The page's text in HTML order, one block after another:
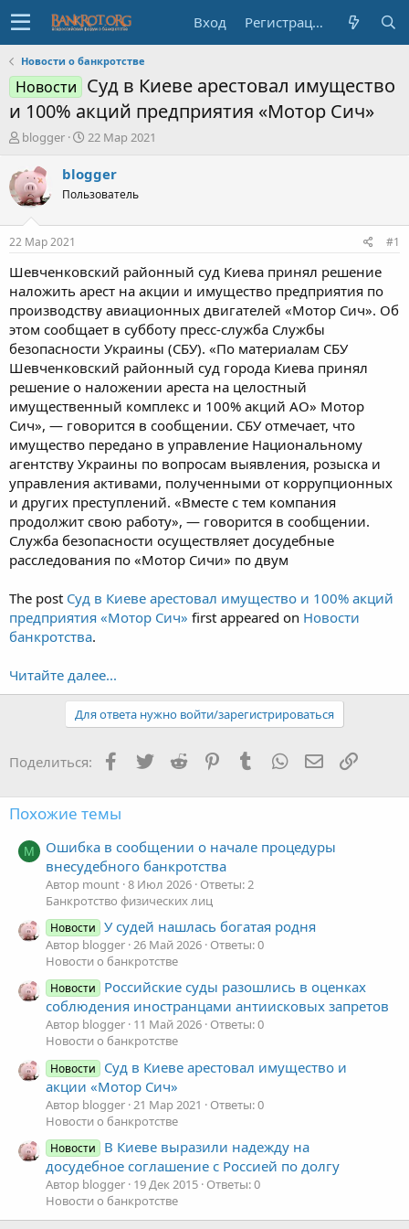
Вход Регистрация
Новости о банкротстве
Новости Суд в Киеве арестовал имущество
и 100% акций предприятия «Мотор Сич»
А
т
о
р
е
м
ы
blogger
Д
т
а
н
л
22 Мар 2021
blogger
Пользователь
22 Мар 2021 #1
Шевченковский районный суд Киева принял решение
наложить арест на акции и имущество предприятия по
производству авиационных двигателей «Мотор Сич». Об
этом сообщает в субботу пресс-служба Службы
безопасности Украины (СБУ). «По материалам СБУ
Шевченковский районный суд города Киева принял
решение о наложении ареста на целостный
имущественный комплекс и 100% акций АО» Мотор
Сич», — говорится в сообщении. СБУ отмечает, что
имущество передано в управление Национальному
агентству Украины по вопросам выявления, розыска и
управления активами, полученными от коррупционных
и других преступлений. «Вместе с тем компания
продолжит свою работу», — говорится в сообщении.
Служба безопасности осуществляет досудебные
расследования по «Мотор Сичи» по двум
The post Суд в Киеве арестовал имущество и 100% акций
предприятия «Мотор Сич» first appeared on Новости
банкротства.
Читайте далее...
Для ответа нужно войти/зарегистрироваться
Поделиться: Facebook
TwitterReddit PinterestTumblr WhatsApp Ссылка
Похожие темы
M
Ошибка в сообщении о начале процедуры
внесудебного банкротства
Автор mount 8 Июл 2026 Ответы: 2
Банкротство физических лиц
Новости У судей нашлась богатая родня
Автор blogger 26 Май 2026 Ответы: 0
Новости о банкротстве
Новости
Российские суды разошлись в оценках
соблюдения иностранцами антиисковых запретов
Автор blogger 11 Май 2026 Ответы: 0
Новости о банкротстве
Новости
Суд в Киеве арестовал имущество и
акции «Мотор Сич»
Автор blogger 21 Мар 2021
Ответы: 0
Новости о банкротстве
Новости
В Киеве выразили надежду на
досудебное соглашение с Россией по долгу
Автор blogger 19 Дек 2015 Ответы: 0
Новости о банкротстве